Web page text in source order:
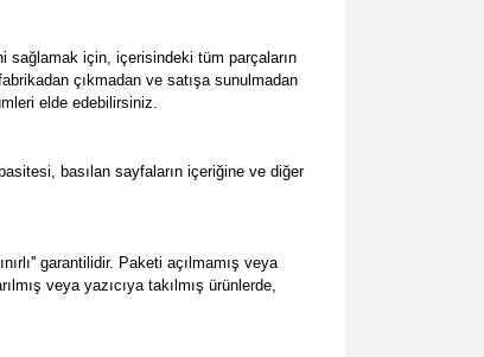
sağlamak için, içerisindeki tüm parçaların
çıkmadan ve satışa sunulmadan
elde edebilirsiniz.
basılan sayfaların içeriğine ve diğer
garantilidir. Paketi açılmamış veya
veya yazıcıya takılmış ürünlerde,